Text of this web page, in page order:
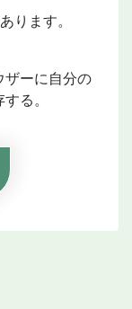
ります。
ザーに自分の
る。